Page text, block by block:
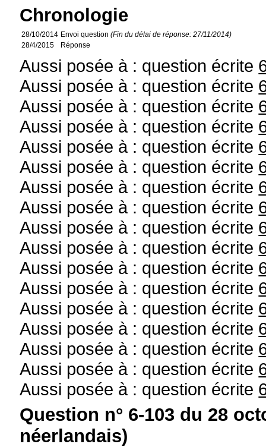
Chronologie
28/10/2014 Envoi question(Fin du délai de réponse: 27/11/2014)
28/4/2015
Réponse
Aussi posée à : question écrite
Aussi posée à : question écrite
Aussi posée à : question écrite
Aussi posée à : question écrite
Aussi posée à : question écrite
Aussi posée à : question écrite
Aussi posée à : question écrite
Aussi posée à : question écrite
Aussi posée à : question écrite
Aussi posée à : question écrite
Aussi posée à : question écrite
Aussi posée à : question écrite
Aussi posée à : question écrite
Aussi posée à : question écrite
Aussi posée à : question écrite
Aussi posée à : question écrite
Aussi posée à : question écrite
Question n° 6-103 du 28
néerlandais)